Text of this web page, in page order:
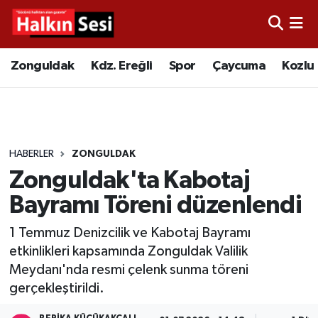
Zonguldak Kdz. Ereğli Spor Çaycuma Kozlu
HABERLER ZONGULDAK
Zonguldak'ta Kabotaj
Bayramı Töreni düzenlendi
1 Temmuz Denizcilik ve Kabotaj Bayramı
etkinlikleri kapsamında Zonguldak Valilik
Meydanı'nda resmi çelenk sunma töreni
gerçekleştirildi.
Video
Çaycuma
Alaplı
Asayiş
Bartın
Merkez Hava Durumu
Tüm Manşetler
Son Dakika Haberleri
Haber Arşivi